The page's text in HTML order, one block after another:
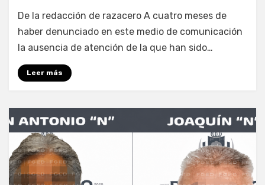
por Fernando Miranda Servín
De la redacción de razacero A cuatro meses de
haber denunciado en este medio de comunicación
la ausencia de atención de la que han sido…
Leer más